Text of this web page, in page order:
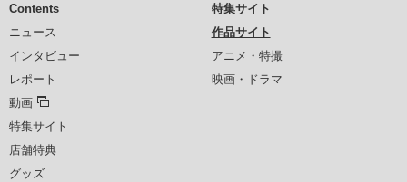
Contents
ニュース
インタビュー
レポート
動画
特集サイト
店舗特典
グッズ
特集サイト
作品サイト
アニメ・特撮
映画・ドラマ